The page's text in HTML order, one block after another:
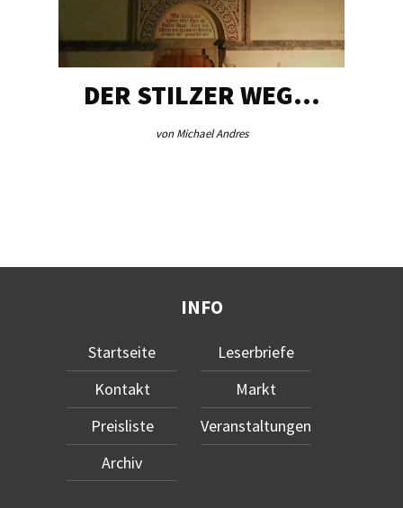
DER STILZER WEG…
von Michael Andres
INFO
Startseite
Kontakt
Preisliste
Archiv
Leserbriefe
Markt
Veranstaltungen